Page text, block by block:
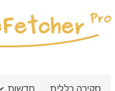
סקירה כללית חדשות